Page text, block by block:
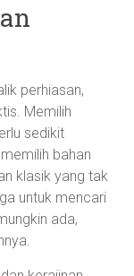
perhiasan,
Memilih
sedikit
bahan
klasik yang tak
untuk mencari
ada,